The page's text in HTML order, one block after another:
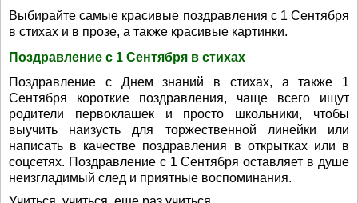
Выбирайте самые красивые поздравления с 1 Сентября
в стихах и в прозе, а также красивые картинки.
Поздравление с 1 Сентября в стихах
Поздравление с Днем знаний в стихах, а также 1
Сентября короткие поздравления, чаще всего ищут
родители первоклашек и просто школьники, чтобы
выучить наизусть для торжественной линейки или
написать в качестве поздравления в открытках или в
соцсетях. Поздравление с 1 Сентября оставляет в душе
неизгладимый след и приятные воспоминания.